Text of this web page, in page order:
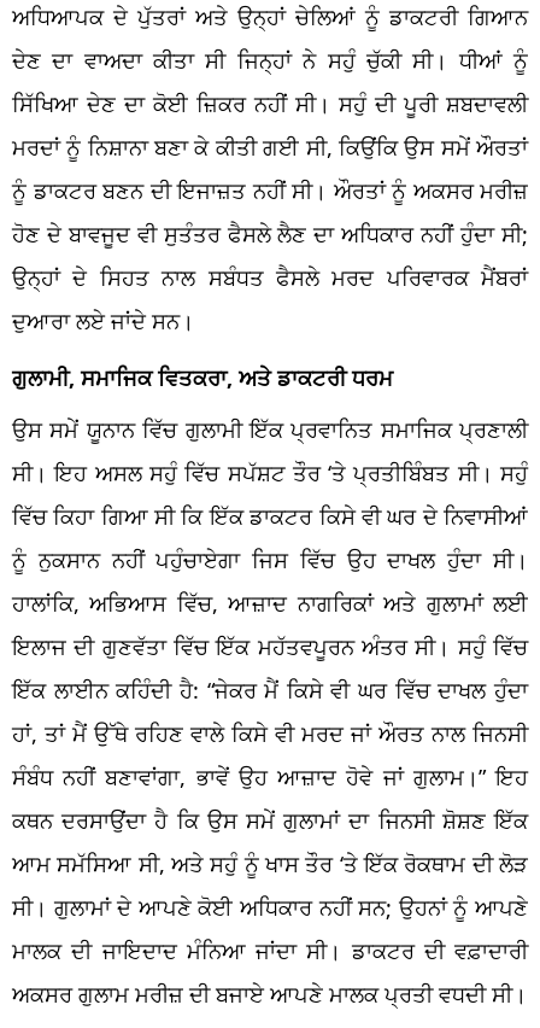
ਅਧਿਆਪਕ ਦੇ ਪੁੱਤਰਾਂ ਅਤੇ ਉਨ੍ਹਾਂ ਚੇਲਿਆਂ ਨੂੰ ਡਾਕਟਰੀ ਗਿਆਨ
ਦੇਣ ਦਾ ਵਾਅਦਾ ਕੀਤਾ ਸੀ ਜਿਨ੍ਹਾਂ ਨੇ ਸਹੁੰ ਚੁੱਕੀ ਸੀ। ਧੀਆਂ ਨੂੰ
ਸਿੱਖਿਆ ਦੇਣ ਦਾ ਕੋਈ ਜ਼ਿਕਰ ਨਹੀਂ ਸੀ। ਸਹੁੰ ਦੀ ਪੂਰੀ ਸ਼ਬਦਾਵਲੀ
ਮਰਦਾਂ ਨੂੰ ਨਿਸ਼ਾਨਾ ਬਣਾ ਕੇ ਕੀਤੀ ਗਈ ਸੀ, ਕਿਉਂਕਿ ਉਸ ਸਮੇਂ ਔਰਤਾਂ
ਨੂੰ ਡਾਕਟਰ ਬਣਨ ਦੀ ਇਜਾਜ਼ਤ ਨਹੀਂ ਸੀ। ਔਰਤਾਂ ਨੂੰ ਅਕਸਰ ਮਰੀਜ਼
ਹੋਣ ਦੇ ਬਾਵਜੂਦ ਵੀ ਸੁਤੰਤਰ ਫੈਸਲੇ ਲੈਣ ਦਾ ਅਧਿਕਾਰ ਨਹੀਂ ਹੁੰਦਾ ਸੀ;
ਉਨ੍ਹਾਂ ਦੇ ਸਿਹਤ ਨਾਲ ਸਬੰਧਤ ਫੈਸਲੇ ਮਰਦ ਪਰਿਵਾਰਕ ਮੈਂਬਰਾਂ
ਦੁਆਰਾ ਲਏ ਜਾਂਦੇ ਸਨ।
ਗੁਲਾਮੀ, ਸਮਾਜਿਕ ਵਿਤਕਰਾ, ਅਤੇ ਡਾਕਟਰੀ ਧਰਮ
ਉਸ ਸਮੇਂ ਯੂਨਾਨ ਵਿੱਚ ਗੁਲਾਮੀ ਇੱਕ ਪ੍ਰਵਾਨਿਤ ਸਮਾਜਿਕ ਪ੍ਰਣਾਲੀ
ਸੀ। ਇਹ ਅਸਲ ਸਹੁੰ ਵਿੱਚ ਸਪੱਸ਼ਟ ਤੌਰ ‘ਤੇ ਪ੍ਰਤੀਬਿੰਬਤ ਸੀ। ਸਹੁੰ
ਵਿੱਚ ਕਿਹਾ ਗਿਆ ਸੀ ਕਿ ਇੱਕ ਡਾਕਟਰ ਕਿਸੇ ਵੀ ਘਰ ਦੇ ਨਿਵਾਸੀਆਂ
ਨੂੰ ਨੁਕਸਾਨ ਨਹੀਂ ਪਹੁੰਚਾਏਗਾ ਜਿਸ ਵਿੱਚ ਉਹ ਦਾਖਲ ਹੁੰਦਾ ਸੀ।
ਹਾਲਾਂਕਿ, ਅਭਿਆਸ ਵਿੱਚ, ਆਜ਼ਾਦ ਨਾਗਰਿਕਾਂ ਅਤੇ ਗੁਲਾਮਾਂ ਲਈ
ਇਲਾਜ ਦੀ ਗੁਣਵੱਤਾ ਵਿੱਚ ਇੱਕ ਮਹੱਤਵਪੂਰਨ ਅੰਤਰ ਸੀ। ਸਹੁੰ ਵਿੱਚ
ਇੱਕ ਲਾਈਨ ਕਹਿੰਦੀ ਹੈ: “ਜੇਕਰ ਮੈਂ ਕਿਸੇ ਵੀ ਘਰ ਵਿੱਚ ਦਾਖਲ ਹੁੰਦਾ
ਹਾਂ, ਤਾਂ ਮੈਂ ਉੱਥੇ ਰਹਿਣ ਵਾਲੇ ਕਿਸੇ ਵੀ ਮਰਦ ਜਾਂ ਔਰਤ ਨਾਲ ਜਿਨਸੀ
ਸੰਬੰਧ ਨਹੀਂ ਬਣਾਵਾਂਗਾ, ਭਾਵੇਂ ਉਹ ਆਜ਼ਾਦ ਹੋਵੇ ਜਾਂ ਗੁਲਾਮ।” ਇਹ
ਕਥਨ ਦਰਸਾਉਂਦਾ ਹੈ ਕਿ ਉਸ ਸਮੇਂ ਗੁਲਾਮਾਂ ਦਾ ਜਿਨਸੀ ਸ਼ੋਸ਼ਣ ਇੱਕ
ਆਮ ਸਮੱਸਿਆ ਸੀ, ਅਤੇ ਸਹੁੰ ਨੂੰ ਖਾਸ ਤੌਰ ‘ਤੇ ਇੱਕ ਰੋਕਥਾਮ ਦੀ ਲੋੜ
ਸੀ। ਗੁਲਾਮਾਂ ਦੇ ਆਪਣੇ ਕੋਈ ਅਧਿਕਾਰ ਨਹੀਂ ਸਨ; ਉਹਨਾਂ ਨੂੰ ਆਪਣੇ
ਮਾਲਕ ਦੀ ਜਾਇਦਾਦ ਮੰਨਿਆ ਜਾਂਦਾ ਸੀ। ਡਾਕਟਰ ਦੀ ਵਫ਼ਾਦਾਰੀ
ਅਕਸਰ ਗੁਲਾਮ ਮਰੀਜ਼ ਦੀ ਬਜਾਏ ਆਪਣੇ ਮਾਲਕ ਪ੍ਰਤੀ ਵਧਦੀ ਸੀ।